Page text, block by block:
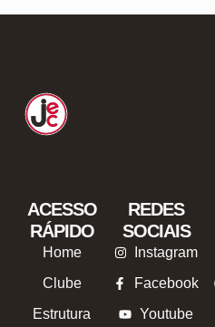
ACESSO
RÁPIDO
Home
Clube
Estrutura
REDES
SOCIAIS
Instagram
Facebook
Youtube